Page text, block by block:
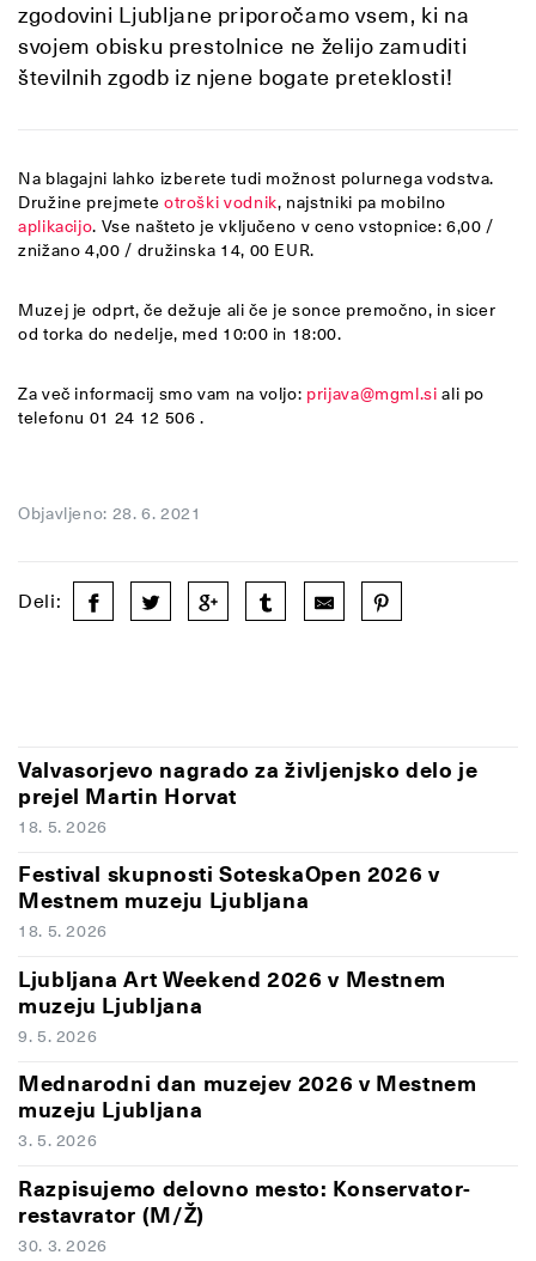
zgodovini Ljubljane priporočamo vsem, ki na
svojem obisku prestolnice ne želijo zamuditi
številnih zgodb iz njene bogate preteklosti!
Na blagajni lahko izberete tudi možnost polurnega vodstva.
Družine prejmete otroški vodnik, najstniki pa mobilno
aplikacijo. Vse našteto je vključeno v ceno vstopnice: 6,00 /
znižano 4,00 / družinska 14, 00 EUR.
Muzej je odprt, če dežuje ali če je sonce premočno, in sicer
od torka do nedelje, med 10:00 in 18:00.
Za več informacij smo vam na voljo: prijava@mgml.si ali po
telefonu 01 24 12 506 .
Objavljeno: 28. 6. 2021
Deli:
Valvasorjevo nagrado za življenjsko delo je
prejel Martin Horvat
18. 5. 2026
Festival skupnosti SoteskaOpen 2026 v
Mestnem muzeju Ljubljana
18. 5. 2026
Ljubljana Art Weekend 2026 v Mestnem
muzeju Ljubljana
9. 5. 2026
Mednarodni dan muzejev 2026 v Mestnem
muzeju Ljubljana
3. 5. 2026
Razpisujemo delovno mesto: Konservator-
restavrator (M/Ž)
30. 3. 2026